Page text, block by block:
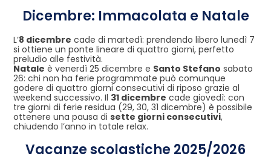
Dicembre: Immacolata e Natale
L’8 dicembre cade di martedì: prendendo libero lunedì 7
si ottiene un ponte lineare di quattro giorni, perfetto
preludio alle festività.
Natale è venerdì 25 dicembre e Santo Stefano sabato
26: chi non ha ferie programmate può comunque
godere di quattro giorni consecutivi di riposo grazie al
weekend successivo. Il 31 dicembre cade giovedì: con
tre giorni di ferie residua (29, 30, 31 dicembre) è possibile
ottenere una pausa di sette giorni consecutivi,
chiudendo l’anno in totale relax.
Vacanze scolastiche 2025/2026